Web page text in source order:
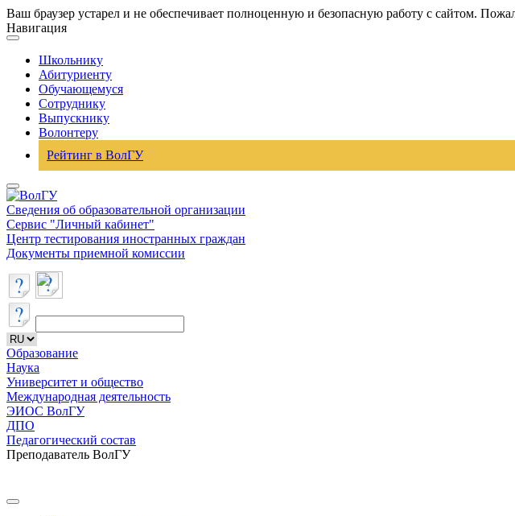
Ваш браузер устарел и не обеспечивает полноценную и безопасную работу с сайтом.
Навигация
Школьнику
Абитуриенту
Обучающемуся
Сотруднику
Выпускнику
Волонтеру
Рейтинг в ВолГУ
Сведения об образовательной организации
Сервис "Личный кабинет"
Центр тестирования иностранных граждан
Документы приемной комиссии
Образование
Наука
Университет и общество
Международная деятельность
ЭИОС ВолГУ
ДПО
Педагогический состав
Преподаватель ВолГУ